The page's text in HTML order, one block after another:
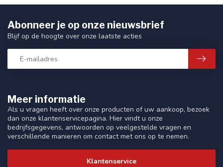
Meer informatie
Als u vragen heeft over onze producten of uw aankoop, bezoek
dan onze klantenservicepagina. Hier vindt u onze
bedrijfsgegevens, antwoorden op veelgestelde vragen en
verschillende manieren om contact met ons op te nemen.
Klantenservice
Abonneer je op onze nieuwsbrief
Blijf op de hoogte over onze laatste acties